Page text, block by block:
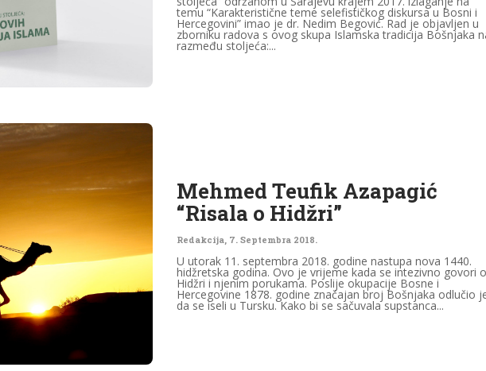
temu “Karakteristične teme selefističkog diskursa u Bosni i
Hercegovini” imao je dr. Nedim Begović. Rad je objavljen u
zborniku radova s ovog skupa Islamska tradicija Bošnjaka
razmeđu stoljeća:...
Mehmed Teufik Azapagić
“Risala o Hidžri”
Redakcija, 7. Septembra 2018.
U utorak 11. septembra 2018. godine nastupa nova 1440.
hidžretska godina. Ovo je vrijeme kada se intezivno govori o
Hidžri i njenim porukama. Poslije okupacije Bosne i
Hercegovine 1878. godine značajan broj Bošnjaka odlučio
da se iseli u Tursku. Kako bi se sačuvala supstanca...